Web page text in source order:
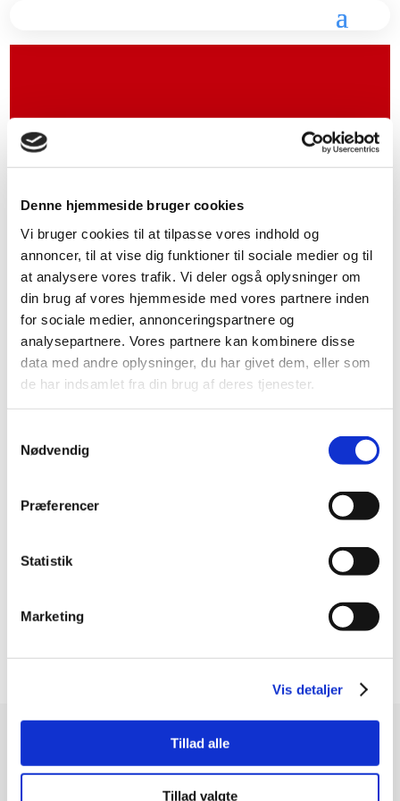
Denne hjemmeside bruger cookies
Vi bruger cookies til at tilpasse vores indhold og
annoncer, til at vise dig funktioner til sociale medier og til
at analysere vores trafik. Vi deler også oplysninger om
din brug af vores hjemmeside med vores partnere inden
for sociale medier, annonceringspartnere og
analysepartnere. Vores partnere kan kombinere disse
data med andre oplysninger, du har givet dem, eller som
de har indsamlet fra din brug af deres tjenester.
Nødvendig
Præferencer
Statistik
Marketing
Vis detaljer
Tillad alle
Tillad valgte
LOGO TIL
TØMRERMESTER
Til opstarten af virksomheden
Tømermester Martin Hald
udarbejdede jeg et logo.
DATO
Juni, 2019
RESULTATET
Resultatet af samarbejdet blev dette logo,
som er simpelt og enkelt
Søren Vigsø Morthorst